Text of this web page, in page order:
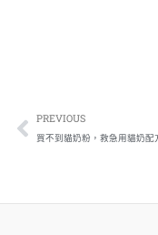
上一頁
PREVIOUS
買不到貓奶粉，救急用貓奶配